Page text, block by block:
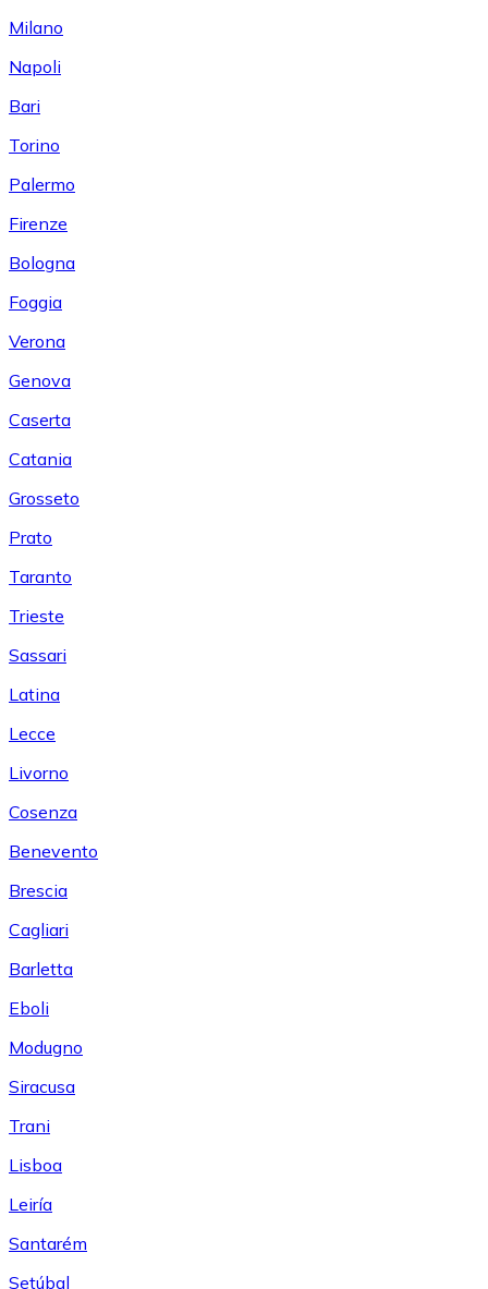
Milano
Napoli
Bari
Torino
Palermo
Firenze
Bologna
Foggia
Verona
Genova
Caserta
Catania
Grosseto
Prato
Taranto
Trieste
Sassari
Latina
Lecce
Livorno
Cosenza
Benevento
Brescia
Cagliari
Barletta
Eboli
Modugno
Siracusa
Trani
Lisboa
Leiría
Santarém
Setúbal